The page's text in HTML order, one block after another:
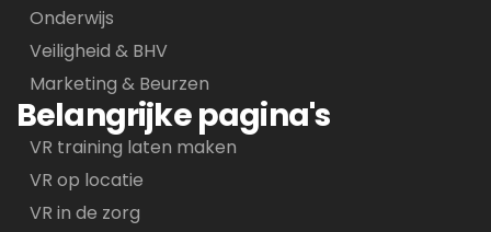
Onderwijs
Veiligheid & BHV
Marketing & Beurzen
Belangrijke pagina's
VR training laten maken
VR op locatie
VR in de zorg